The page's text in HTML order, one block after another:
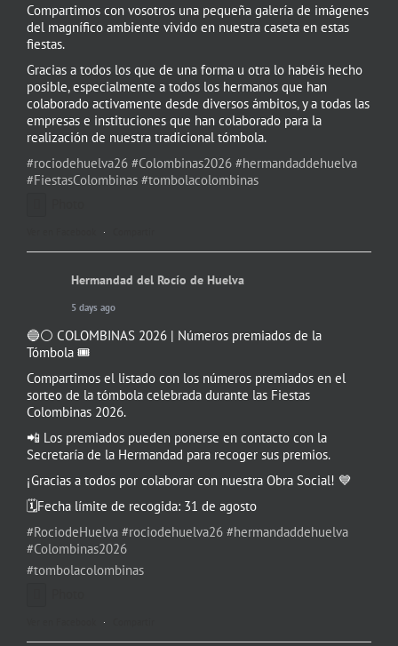
Compartimos con vosotros una pequeña galería de imágenes
del magnífico ambiente vivido en nuestra caseta en estas
fiestas.
Gracias a todos los que de una forma u otra lo habéis hecho
posible, especialmente a todos los hermanos que han
colaborado activamente desde diversos ámbitos, y a todas las
empresas e instituciones que han colaborado para la
realización de nuestra tradicional tómbola.
#rociodehuelva26 #Colombinas2026 #hermandaddehuelva
#FiestasColombinas #tombolacolombinas
·
Hermandad del Rocío de Huelva
5 days ago
🔵⚪️ COLOMBINAS 2026 | Números premiados de la
Tómbola 🎟️
Compartimos el listado con los números premiados en el
sorteo de la tómbola celebrada durante las Fiestas
Colombinas 2026.
📲 Los premiados pueden ponerse en contacto con la
Secretaría de la Hermandad para recoger sus premios.
¡Gracias a todos por colaborar con nuestra Obra Social! 💙
🗓️Fecha límite de recogida: 31 de agosto
#RociodeHuelva #rociodehuelva26 #hermandaddehuelva
#Colombinas2026
#tombolacolombinas
·